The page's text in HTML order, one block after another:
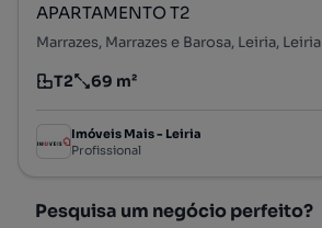
APARTAMENTO T2
Marrazes, Marrazes e Barosa, Leiria, Leiria
Tipologia
T2
Preço por metro quadrado
69 m²
Imóveis Mais - Leiria
Profissional
Pesquisa um negócio perfeito?